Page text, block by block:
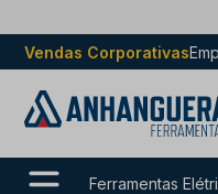
Vendas Corporativas
Ferramentas